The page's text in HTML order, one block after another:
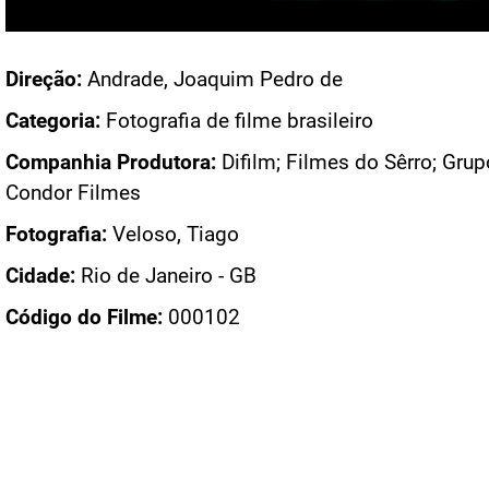
Direção: Andrade, Joaquim Pedro de
Categoria: Fotografia de filme brasileiro
Companhia Produtora: Difilm; Filmes do Sêrro;
Condor Filmes
Fotografia: Veloso, Tiago
Cidade: Rio de Janeiro - GB
Código do Filme: 000102